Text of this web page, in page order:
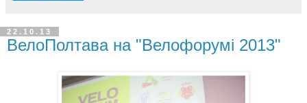
22.10.13
ВелоПолтава на "Велофорумі 2013"